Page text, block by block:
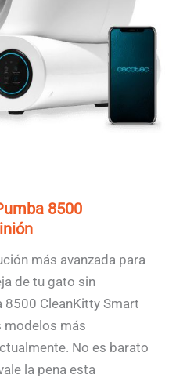
8500
más avanzada para
de tu gato sin
8500 CleanKitty Smart
modelos más
No es barato
la pena esta